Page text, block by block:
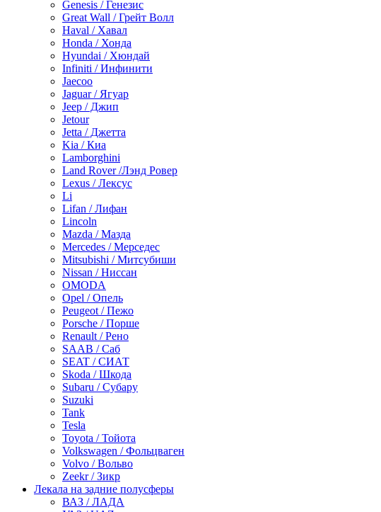
Genesis / Генезис
Great Wall / Грейт Волл
Haval / Хавал
Honda / Хонда
Hyundai / Хюндай
Infiniti / Инфинити
Jaecoo
Jaguar / Ягуар
Jeep / Джип
Jetour
Jetta / Джетта
Kia / Киа
Lamborghini
Land Rover /Лэнд Ровер
Lexus / Лексус
Li
Lifan / Лифан
Lincoln
Mazda / Мазда
Mercedes / Мерседес
Mitsubishi / Митсубиши
Nissan / Ниссан
OMODA
Opel / Опель
Peugeot / Пежо
Porsche / Порше
Renault / Рено
SAAB / Саб
SEAT / СИАТ
Skoda / Шкода
Subaru / Субару
Suzuki
Tank
Tesla
Toyota / Тойота
Volkswagen / Фольцваген
Volvo / Вольво
Zeekr / Зикр
Лекала на задние полусферы
ВАЗ / ЛАДА